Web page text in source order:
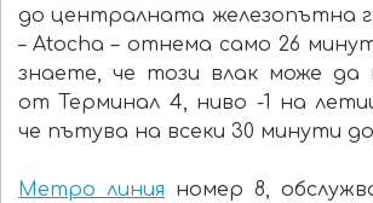
до централната железопътна
– Atocha – отнема само 26
знаете, че този влак може да
от Терминал 4, ниво -1 на
че пътува на всеки 30 минути до
Метро линия номер 8,